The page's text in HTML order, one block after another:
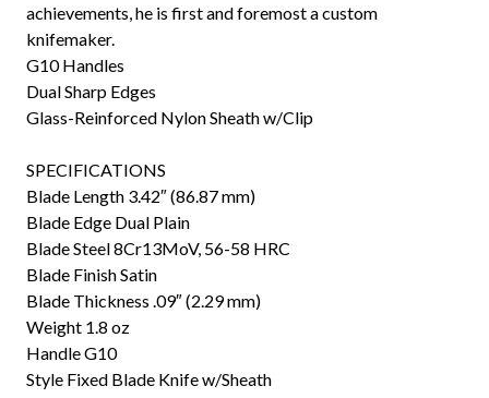
achievements, he is first and foremost a custom
knifemaker.
G10 Handles
Dual Sharp Edges
Glass-Reinforced Nylon Sheath w/Clip
SPECIFICATIONS
Blade Length 3.42″ (86.87 mm)
Blade Edge Dual Plain
Blade Steel 8Cr13MoV, 56-58 HRC
Blade Finish Satin
Blade Thickness .09″ (2.29 mm)
Weight 1.8 oz
Handle G10
Style Fixed Blade Knife w/Sheath